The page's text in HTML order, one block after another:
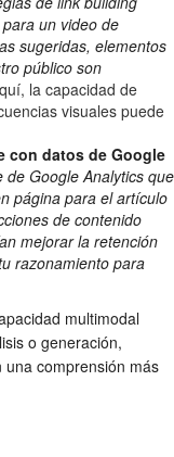
un video de
sugeridas, elementos
público son
la capacidad de
visuales puede
con datos de Google
Google Analytics que
página para el artículo
de contenido
mejorar la retención
razonamiento para
multimodal
o generación,
comprensión más